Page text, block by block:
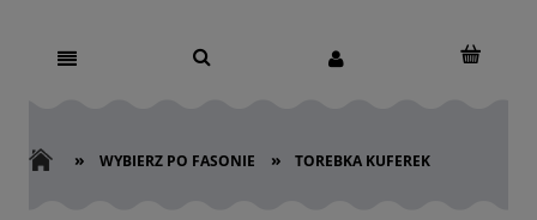
» WYBIERZ PO FASONIE » TOREBKA KUFEREK